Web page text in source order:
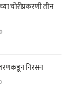
चोरीप्रकरणी तीन
0
निरसन